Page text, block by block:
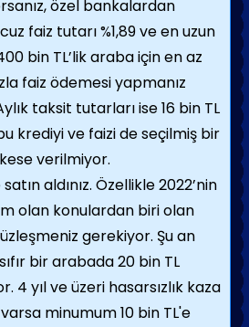
özel bankalardan
faiz tutarı %1,89 ve en uzun
bin TL’lik araba için en az
faiz ödemesi yapmanız
taksit tutarları ise 16 bin TL
krediyi ve faizi de seçilmiş bir
verilmiyor.
aldınız. Özellikle 2022’nin
olan konulardan biri olan
gerekiyor. Şu an
bir arabada 20 bin TL
4 yıl ve üzeri hasarsızlık kaza
minumum 10 bin TL'e